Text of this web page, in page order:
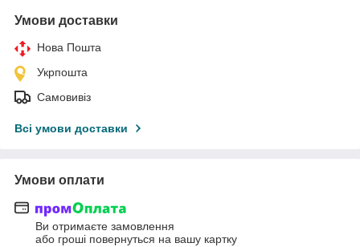
Умови доставки
Нова Пошта
Укрпошта
Самовивіз
Всі умови доставки
Умови оплати
Ви отримаєте замовлення
або гроші повернуться на вашу картку